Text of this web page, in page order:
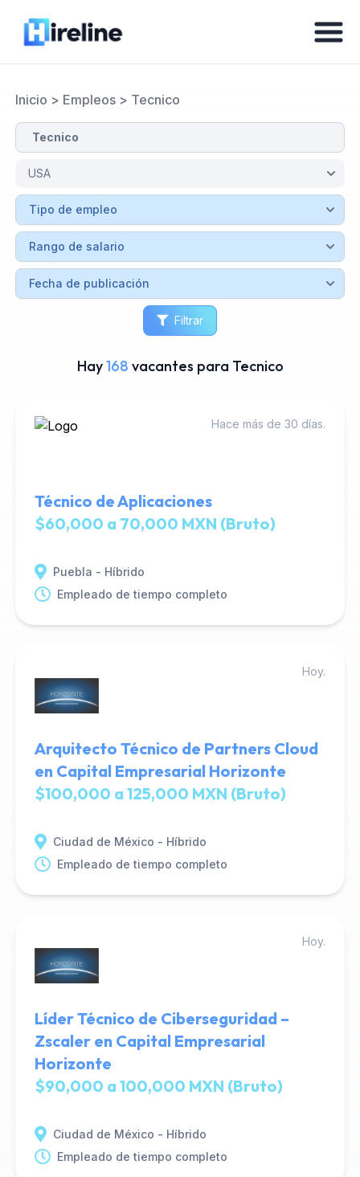
Inicio > Empleos> Tecnico
Filtrar
Hay168 vacantes para Tecnico
Hace más de 30 días.
Técnico de Aplicaciones
$60,000 a 70,000 MXN (Bruto)
Puebla - Híbrido
Empleado de tiempo completo
Hoy.
Arquitecto Técnico de Partners Cloud
en Capital Empresarial Horizonte
$100,000 a 125,000 MXN (Bruto)
Ciudad de México - Híbrido
Empleado de tiempo completo
Hoy.
Líder Técnico de Ciberseguridad –
Zscaler en Capital Empresarial
Horizonte
$90,000 a 100,000 MXN (Bruto)
Ciudad de México - Híbrido
Empleado de tiempo completo